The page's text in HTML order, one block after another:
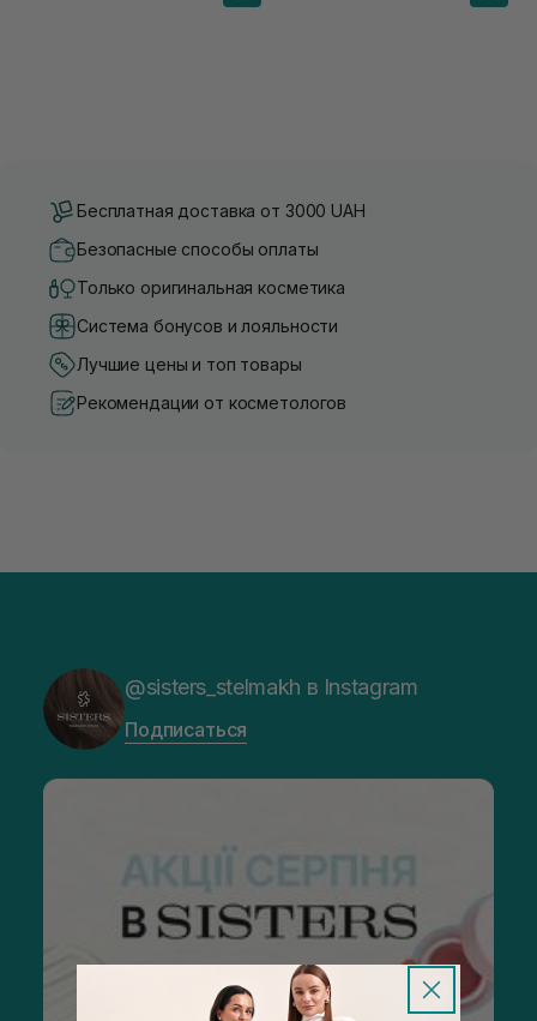
Бесплатная доставка от 3000 UAH
Безопасные способы оплаты
Только оригинальная косметика
Система бонусов и лояльности
Лучшие цены и топ товары
Рекомендации от косметологов
@sisters_stelmakh в Instagram
Подписаться